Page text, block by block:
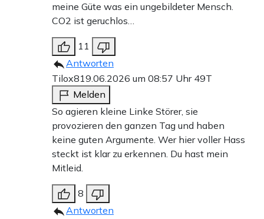
meine Güte was ein ungebildeter Mensch.
CO2 ist geruchlos…
11
Antworten
Tilox819.06.2026 um 08:57 Uhr 49T
Melden
So agieren kleine Linke Störer, sie
provozieren den ganzen Tag und haben
keine guten Argumente. Wer hier voller Hass
steckt ist klar zu erkennen. Du hast mein
Mitleid.
8
Antworten